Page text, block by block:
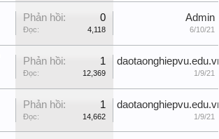
Phản hồi: 0
Đọc: 4,118
Admin
6/10/21
Phản hồi: 1
Đọc: 12,369
daotaonghiepvu.edu.vn
1/9/21
Phản hồi: 1
Đọc: 14,662
daotaonghiepvu.edu.vn
1/9/21